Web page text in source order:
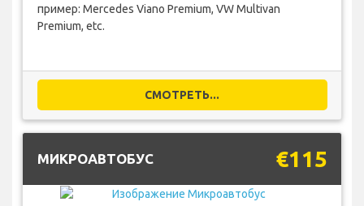
пример: Mercedes Viano Premium, VW Multivan
Premium, etc.
СМОТРЕТЬ...
МИКРОАВТОБУС €115